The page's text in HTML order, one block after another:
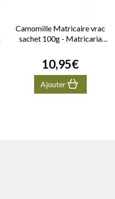
Camomille Matricaire vrac
sachet 100g - Matricaria
10,95€
Ajouter